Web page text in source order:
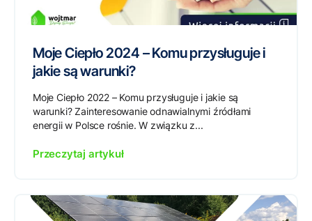
Moje Ciepło 2024 – Komu przysługuje i
jakie są warunki?
Moje Ciepło 2022 – Komu przysługuje i jakie są
warunki? Zainteresowanie odnawialnymi źródłami
energii w Polsce rośnie. W związku z...
Przeczytaj artykuł